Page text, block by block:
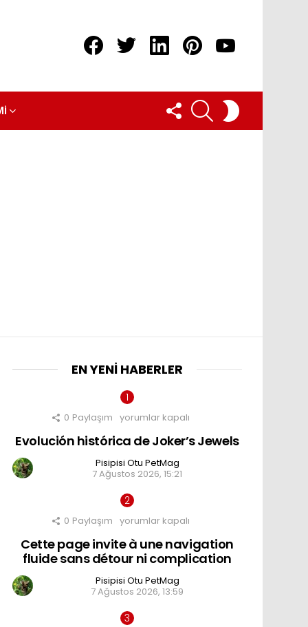
FOLLOW
US
ARAMA
EN YENI HABERLER
0 Paylaşım
Evolución
de
Jewels
için
yorumlar kapalı
Evolución histórica de Joker’s Jewels
Pisipisi Otu PetMag
7 Ağustos 2026, 15:21
0 Paylaşım
Cette
invite
à
une
navigation
fluide
sans
détour
ni
yorumlar kapalı
Cette page invite à une navigation
fluide sans détour ni complication
Pisipisi Otu PetMag
7 Ağustos 2026, 13:59